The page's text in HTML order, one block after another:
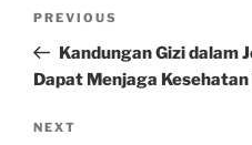
Previous
Post
PREVIOUS
Kandungan Gizi dalam
Dapat Menjaga Kesehatan
Next
NEXT